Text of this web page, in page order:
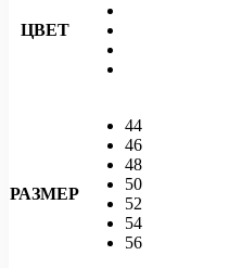
ЦВЕТ
РАЗМЕР
44
46
48
50
52
54
56